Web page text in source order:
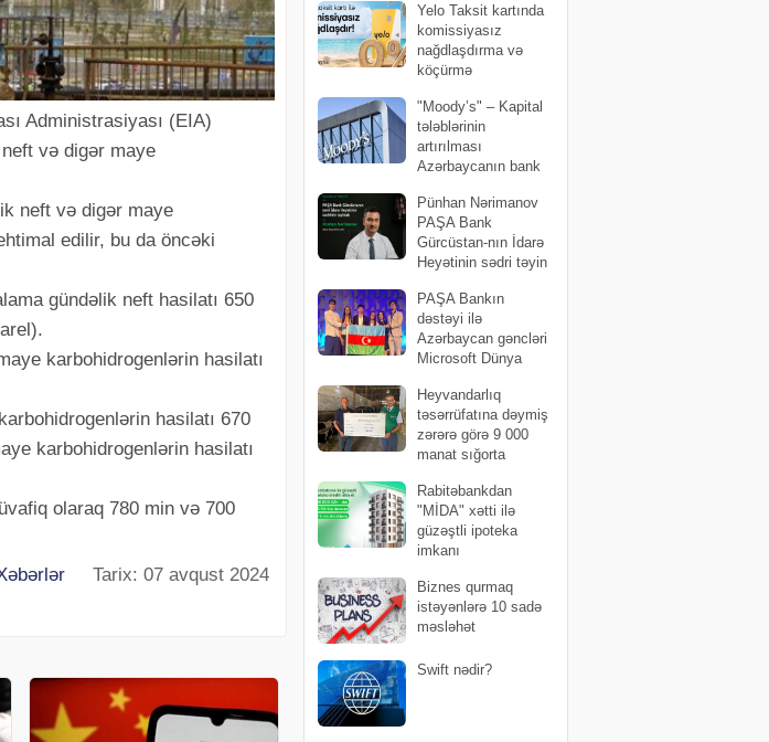
Administrasiyası (EIA)
və digər maye
neft və digər maye
edilir, bu da öncəki
gündəlik neft hasilatı 650
karbohidrogenlərin hasilatı
hasilatı 670
karbohidrogenlərin hasilatı
olaraq 780 min və 700
Tarix: 07 avqust 2024
Yelo Taksit kartında
komissiyasız
nağdlaşdırma və
köçürmə
"Moody’s" – Kapital
tələblərinin
artırılması
Azərbaycanın bank
möhkəmləndirib Pünhan Nərimanov
PAŞA Bank
Gürcüstan-nın İdarə
Heyətinin sədri təyin
PAŞA Bankın
dəstəyi ilə
Azərbaycan gəncləri
Microsoft Dünya
təmsil ediblər
Heyvandarlıq
təsərrüfatına dəymiş
zərərə görə 9 000
manat sığorta
Rabitəbankdan
"MİDA" xətti ilə
güzəştli ipoteka
imkanı
Biznes qurmaq
istəyənlərə 10 sadə
məsləhət
Swift nədir?